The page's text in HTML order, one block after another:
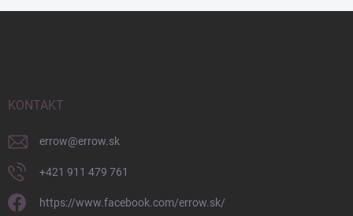
KONTAKT
errow@errow.sk
+421 911 479 761
https://www.facebook.com/errow.sk/